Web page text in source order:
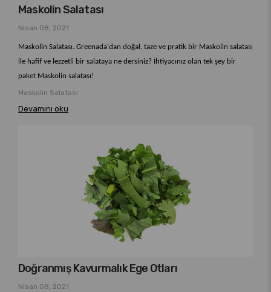
Maskolin Salatası
Nisan 08, 2021
Maskolin Salatası. Greenada'dan doğal, taze ve pratik bir Maskolin salatası
ile hafif ve lezzetli bir salataya ne dersiniz? İhtiyacınız olan tek şey bir
paket Maskolin salatası!
Maskolin Salatası
Devamını oku
Doğranmış Kavurmalık Ege Otları
Nisan 08, 2021